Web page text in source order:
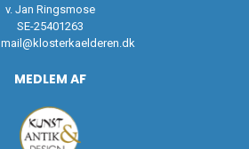
v. Jan Ringsmose
SE-25401263
mail@klosterkaelderen.dk
MEDLEM AF